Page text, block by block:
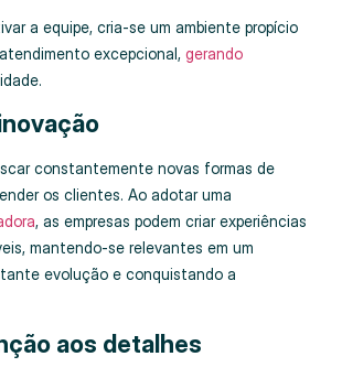
a equipe, cria-se um ambiente propício
excepcional, gerando
constantemente novas formas de
os clientes. Ao adotar uma
, as empresas podem criar experiências
mantendo-se relevantes em um
evolução e conquistando a
aos detalhes